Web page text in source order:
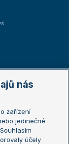
nás
zařízení
jedinečné
účely